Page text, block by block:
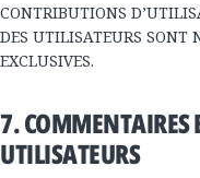
CONTRIBUTIONS
DES UTILISATEURS SONT
EXCLUSIVES.
7. COMMENTAIRES
UTILISATEURS